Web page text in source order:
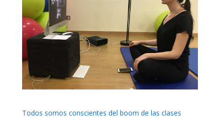
Todos somos conscientes del boom de las clases